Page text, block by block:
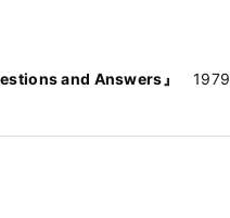
and Answers』